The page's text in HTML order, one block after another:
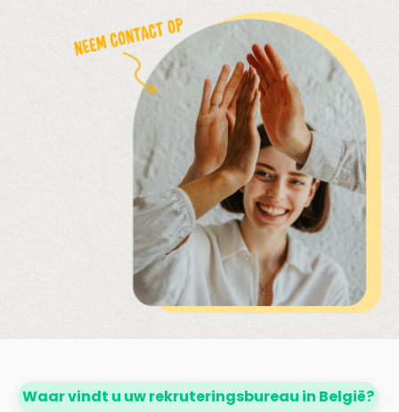
Waar vindt u uw rekruteringsbureau in België?